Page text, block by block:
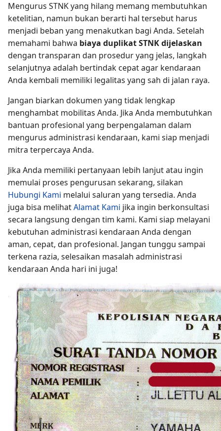
Mengurus STNK yang hilang memang membutuhkan
ketelitian, namun bukan berarti hal tersebut harus
menjadi beban yang menakutkan bagi Anda. Setelah
memahami bahwa biaya duplikat STNK dijelaskan
dengan transparan dan prosedur yang jelas, langkah
selanjutnya adalah bertindak cepat agar kendaraan
Anda kembali memiliki legalitas yang sah di jalan raya.
Jangan biarkan dokumen yang tidak lengkap
menghambat mobilitas Anda. Jika Anda membutuhkan
bantuan profesional yang berpengalaman dalam
mengurus administrasi kendaraan, kami siap menjadi
mitra terpercaya Anda.
Jika Anda memiliki pertanyaan lebih lanjut atau ingin
memulai proses pengurusan sekarang, silakan
Hubungi Kami melalui saluran yang tersedia. Anda
juga bisa melihatAlamat Kami jika ingin berkonsultasi
secara langsung dengan tim kami. Kami siap melayani
kebutuhan administrasi kendaraan Anda dengan
aman, cepat, dan profesional. Jangan tunggu sampai
terkena razia, selesaikan masalah administrasi
kendaraan Anda hari ini juga!